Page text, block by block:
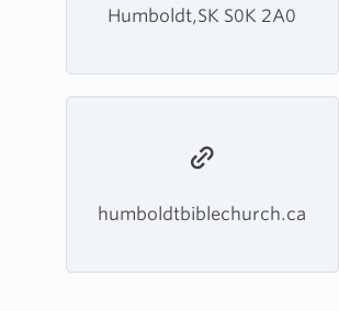
Humboldt,SK S0K 2A0
humboldtbiblechurch.ca